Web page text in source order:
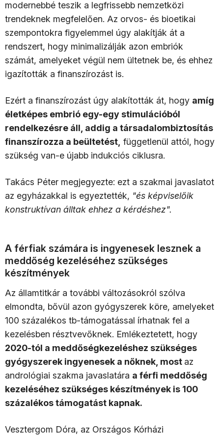
modernebbé teszik a legfrissebb nemzetközi
trendeknek megfelelően. Az orvos- és bioetikai
szempontokra figyelemmel úgy alakítják át a
rendszert, hogy minimalizálják azon embriók
számát, amelyeket végül nem ültetnek be, és ehhez
igazították a finanszírozást is.
Ezért a finanszírozást úgy alakították át, hogy amíg
életképes embrió egy-egy stimulációból
rendelkezésre áll, addig a társadalombiztosítás
finanszírozza a beültetést, függetlenül attól, hogy
szükség van-e újabb indukciós ciklusra.
Takács Péter megjegyezte: ezt a szakmai javaslatot
az egyházakkal is egyeztették, "és képviselőik
konstruktívan álltak ehhez a kérdéshez".
A férfiak számára is ingyenesek lesznek a
meddőség kezeléséhez szükséges
készítmények
Az államtitkár a további változásokról szólva
elmondta, bővül azon gyógyszerek köre, amelyeket
100 százalékos tb-támogatással írhatnak fel a
kezelésben résztvevőknek. Emlékeztetett, hogy
2020-tól a meddőségkezeléshez szükséges
gyógyszerek ingyenesek a nőknek, most az
andrológiai szakma javaslatára a férfi meddőség
kezeléséhez szükséges készítmények is 100
százalékos támogatást kapnak.
Vesztergom Dóra, az Országos Kórházi